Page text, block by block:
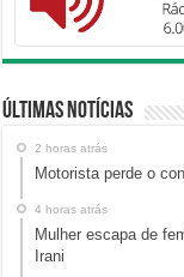
Últimas Notícias
2 horas atrás
Motorista perde o
4 horas atrás
Mulher escapa de
Irani